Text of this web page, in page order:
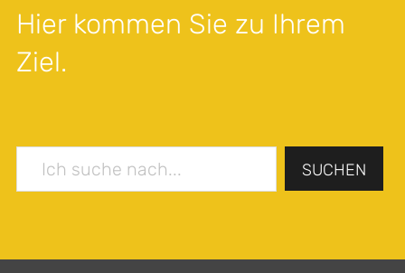
Hier kommen Sie zu Ihrem
Ziel.
SUCHEN